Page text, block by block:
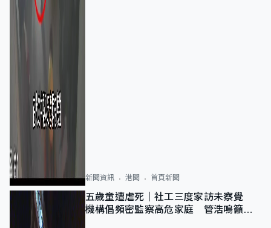
新聞資訊 港聞 首頁新聞
五歲童遭虐死｜社工三度家訪未察覺
機構倡頻密監察高危家庭 管浩鳴籲加